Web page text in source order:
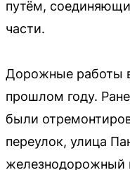
путём,
части.
Дорожные работы
прошлом году.
были
переулок, улица
железнодорожный